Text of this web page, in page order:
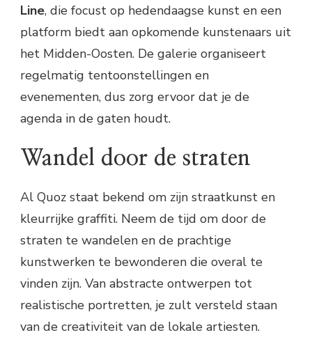
Line, die focust op hedendaagse kunst en een
platform biedt aan opkomende kunstenaars uit
het Midden-Oosten. De galerie organiseert
regelmatig tentoonstellingen en
evenementen, dus zorg ervoor dat je de
agenda in de gaten houdt.
Wandel door de straten
Al Quoz staat bekend om zijn straatkunst en
kleurrijke graffiti. Neem de tijd om door de
straten te wandelen en de prachtige
kunstwerken te bewonderen die overal te
vinden zijn. Van abstracte ontwerpen tot
realistische portretten, je zult versteld staan
van de creativiteit van de lokale artiesten.